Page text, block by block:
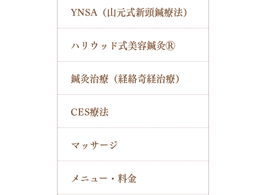
YNSA（山元式新頭鍼療法）
ハリウッド式美容鍼灸Ⓡ
鍼灸治療（経絡奇経治療）
CES療法
マッサージ
メニュー・料金